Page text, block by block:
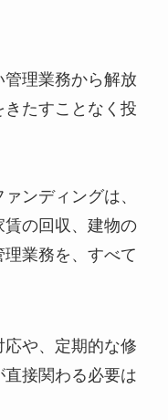
理業務から解放
たすことなく投
ンディングは、
賃の回収、建物の
業務を、すべて
や、定期的な修
接関わる必要は